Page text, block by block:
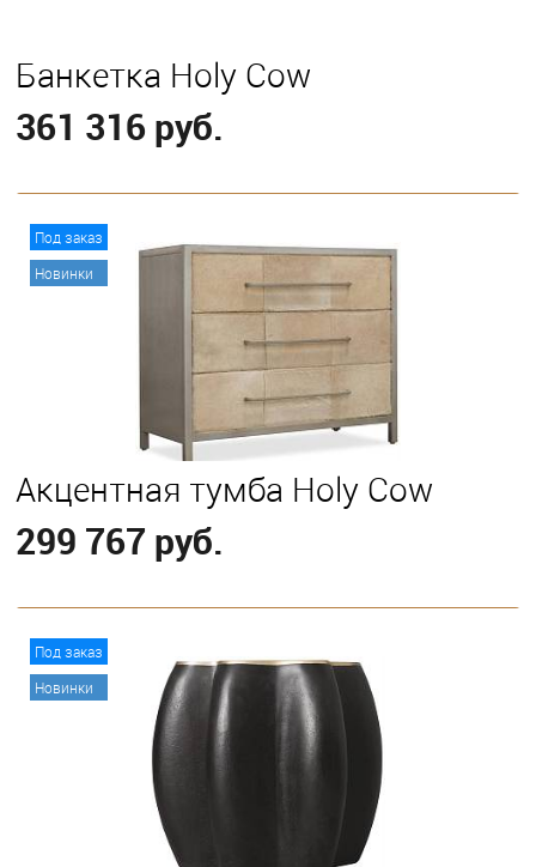
Банкетка Holy Cow
361 316 руб.
Под заказ
Новинки
Акцентная тумба Holy Cow
299 767 руб.
Под заказ
Новинки